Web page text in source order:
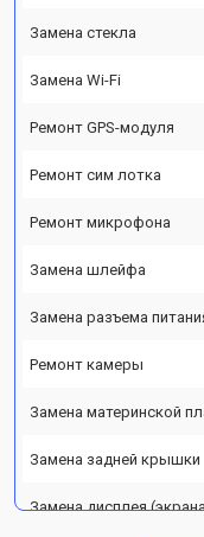
Замена стекла
Замена Wi-Fi
Ремонт GPS-модуля
Ремонт сим лотка
Ремонт микрофона
Замена шлейфа
Замена разъема
Ремонт камеры
Замена материнской
Замена задней крышки
Замена дисплея